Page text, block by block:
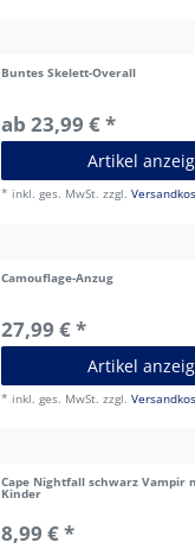
Buntes Skelett-Overall
ab 23,99 € *
Artikel
* inkl. ges. MwSt. zzgl.
Camouflage-Anzug
27,99 € *
Artikel
* inkl. ges. MwSt. zzgl.
Cape Nightfall schwarz Vampir
Kinder
8,99 € *